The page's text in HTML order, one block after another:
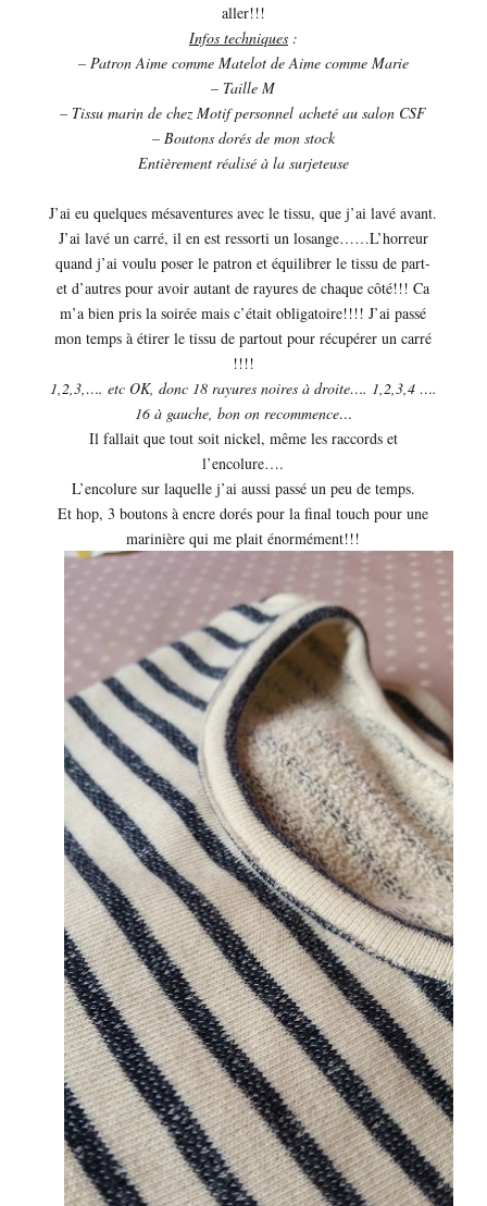
aller!!!
Infos techniques:
– Patron Aime comme Matelot de Aime comme Marie
– Taille M
– Tissu marin de chez Motif personnel acheté au salon CSF
– Boutons dorés de mon stock
Entièrement réalisé à la surjeteuse
J’ai eu quelques mésaventures avec le tissu, que j’ai lavé avant.
J’ai lavé un carré, il en est ressorti un losange……L’horreur
quand j’ai voulu poser le patron et équilibrer le tissu de part-
et d’autres pour avoir autant de rayures de chaque côté!!! Ca
m’a bien pris la soirée mais c’était obligatoire!!!! J’ai passé
mon temps à étirer le tissu de partout pour récupérer un carré
!!!!
1,2,3,…. etc OK, donc 18 rayures noires à droite…. 1,2,3,4 ….
16 à gauche, bon on recommence…
Il fallait que tout soit nickel, même les raccords et
l’encolure….
L’encolure sur laquelle j’ai aussi passé un peu de temps.
Et hop, 3 boutons à encre dorés pour la final touch pour une
marinière qui me plait énormément!!!